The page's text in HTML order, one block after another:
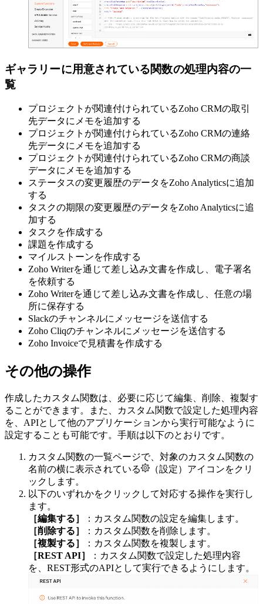
ギャラリーに用意されている関数の処理内容の一
覧
プロジェクトが関連付けられているZoho CRMの取引
先データにメモを追加する
プロジェクトが関連付けられているZoho CRMの連絡
先データにメモを追加する
プロジェクトが関連付けられているZoho CRMの商談
データにメモを追加する
ステータスの変更履歴のデータをZoho Analyticsに追加
する
タスクの期限の変更履歴のデータをZoho Analyticsに追
加する
タスクを作成する
課題を作成する
マイルストーンを作成する
Zoho Writerを通じて差し込み文書を作成し、電子署名
を依頼する
Zoho Writerを通じて差し込み文書を作成し、任意の場
所に保存する
Slackのチャンネルにメッセージを送信する
Zoho Cliqのチャンネルにメッセージを送信する
Zoho Invoiceで見積書を作成する
その他の操作
作成したカスタム関数は、必要に応じて編集、削除、複製す
ることができます。また、カスタム関数で設定した処理内容
を、APIとして他のアプリケーションから実行可能なように
設定することも可能です。手順は以下のとおりです。
カスタム関数の一覧ページで、対象のカスタム関数の
名前の横に表示されている
（設定）アイコンをクリ
ックします。
以下のいずれかをクリックして対応する操作を実行し
ます。
［編集する］
：カスタム関数の設定を編集します。
［削除する］
：カスタム関数を削除します。
［複製する］
：カスタム関数を複製します。
［REST API］
：カスタム関数で設定した処理内容
を、REST形式のAPIとして実行できるようにします。